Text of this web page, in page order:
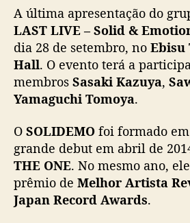
A última apresentação do
LAST LIVE – Solid &
dia 28 de setembro, no Ebisu
Hall. O evento terá a
membros Sasaki Kazuya,
Yamaguchi Tomoya.
O SOLIDEMO foi formado
grande debut em abril de
THE ONE. No mesmo ano,
prêmio de Melhor Artista
Japan Record Awards.